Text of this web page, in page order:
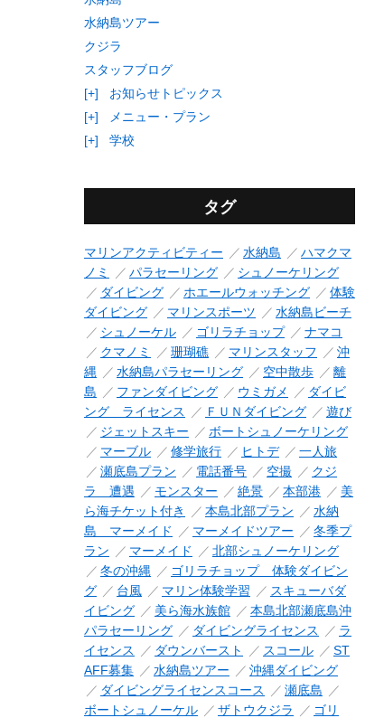
水納島ツアー
クジラ
スタッフブログ
[+]
お知らせトピックス
[+]
メニュー・プラン
[+]
学校
タグ
マリンアクティビティー 水納島
ハマクマ
ノミ
パラセーリング
シュノーケリング
ダイビング
ホエールウォッチング
体験
ダイビング
マリンスポーツ
水納島ビーチ
シュノーケル
ゴリラチョップ
ナマコ
クマノミ
珊瑚礁 マリンスタッフ
沖
縄
水納島パラセーリング 空中散歩
離
島
ファンダイビング ウミガメ
ダイビ
ング ライセンス
ＦＵＮダイビング
遊び
ジェットスキー
ボートシュノーケリング
マーブル
修学旅行 ヒトデ
一人旅
瀬底島プラン
電話番号 空撮
クジ
ラ 遭遇
モンスター 絶景 本部港
美
ら海チケット付き
本島北部プラン
水納
島 マーメイド
マーメイドツアー
冬季プ
ラン
マーメイド
北部シュノーケリング
冬の沖縄
ゴリラチョップ 体験ダイビン
グ
台風 マリン体験学習
スキューバダ
イビング
美ら海水族館
本島北部瀬底島沖
パラセーリング
ダイビングライセンス
ラ
イセンス
ダウンバースト スコール
ST
AFF募集
水納島ツアー
沖縄ダイビング
ダイビングライセンスコース
瀬底島
ボートシュノーケル
ザトウクジラ
ゴリ